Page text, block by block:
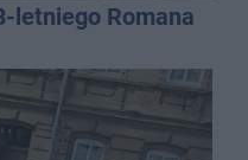
letniego Romana